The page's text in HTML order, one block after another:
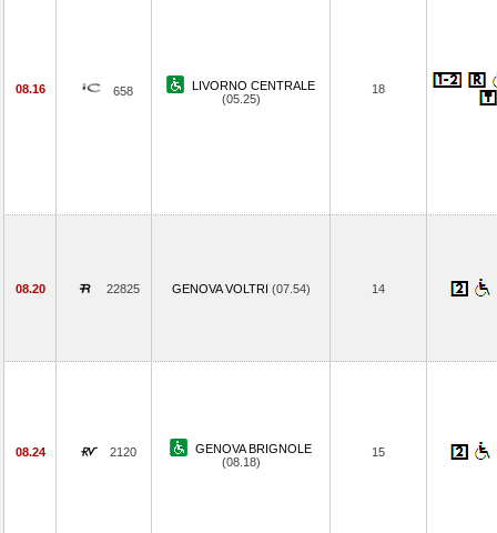
08.16 658
LIVORNO CENTRALE
(05.25)
18
08.20 22825 GENOVA VOLTRI (07.54) 14
08.24 2120
GENOVA BRIGNOLE
(08.18)
15